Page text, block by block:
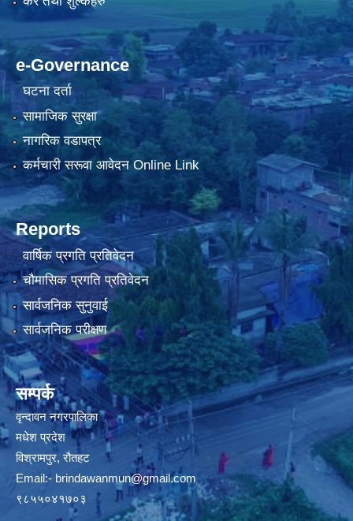
e-Governance
घटना दर्ता
सामाजिक सुरक्षा
नागरिक वडापत्र
कर्मचारी सरूवा आवेदन Online Link
Reports
वार्षिक प्रगति प्रतिवेदन
चौमासिक प्रगति प्रतिवेदन
सार्वजनिक सुनुवाई
सार्वजनिक परीक्षण
सम्पर्क
वृन्दावन नगरपालिका
मधेश प्रदेश
विश्रामपुर, रौतहट
Email:- brindawanmun@gmail.com
९८५५०४१७०३